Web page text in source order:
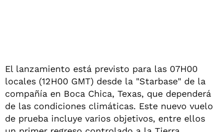
El lanzamiento está previsto para las 07H00
locales (12H00 GMT) desde la "Starbase" de la
compañía en Boca Chica, Texas, que dependerá
de las condiciones climáticas. Este nuevo vuelo
de prueba incluye varios objetivos, entre ellos